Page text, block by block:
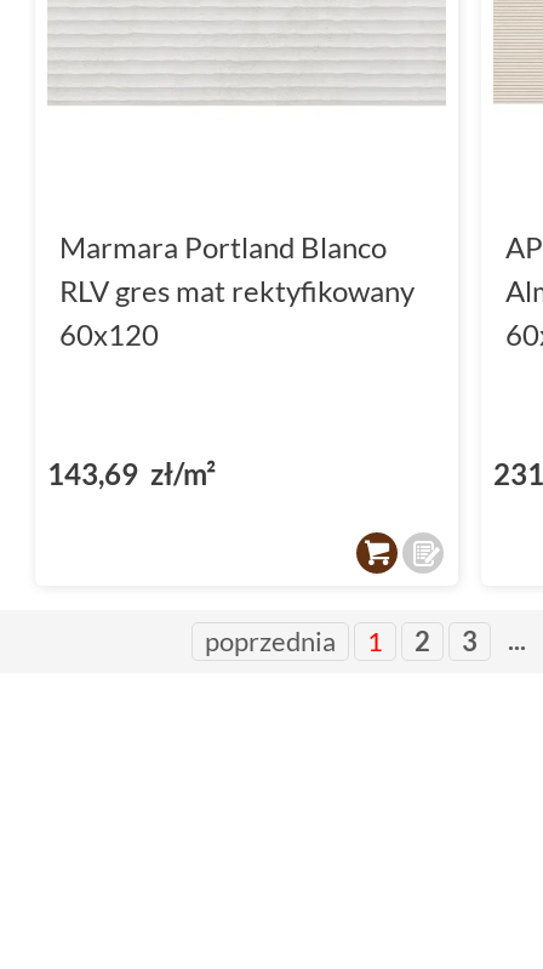
Marmara Portland Blanco
RLV gres mat rektyfikowany
60x120
143,69 zł/m²
poprzednia 1 2 3 ...